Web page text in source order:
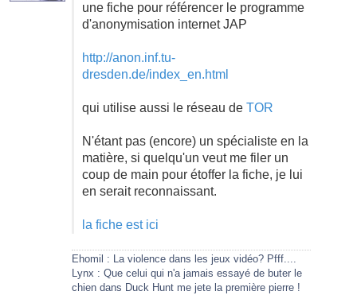
une fiche pour référencer le programme
d'anonymisation internet JAP
http://anon.inf.tu-
dresden.de/index_en.html
qui utilise aussi le réseau de TOR
N'étant pas (encore) un spécialiste en la
matière, si quelqu'un veut me filer un
coup de main pour étoffer la fiche, je lui
en serait reconnaissant.
la fiche est ici
Ehomil : La violence dans les jeux vidéo? Pfff....
Lynx : Que celui qui n'a jamais essayé de buter le
chien dans Duck Hunt me jete la première pierre !